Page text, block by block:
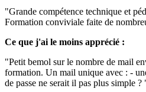
"Grande compétence technique et
Formation conviviale faite de
Ce que j'ai le moins apprécié :
"Petit bemol sur le nombre de mail
formation. Un mail unique avec : -
de passe ne serait il pas plus simple ?